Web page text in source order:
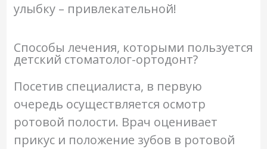
улыбку – привлекательной!
Способы лечения, которыми пользуется
детский стоматолог-ортодонт?
Посетив специалиста, в первую
очередь осуществляется осмотр
ротовой полости. Врач оценивает
прикус и положение зубов в ротовой